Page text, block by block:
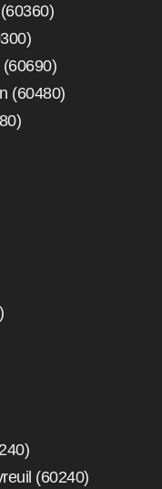
(60480)
(60240)